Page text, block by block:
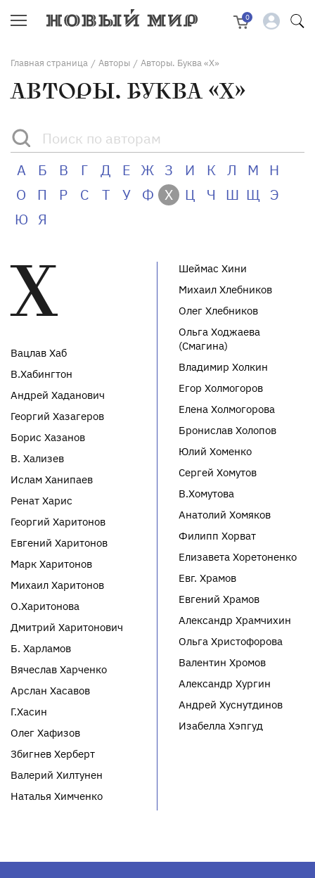
0
Главная страница / Авторы / Авторы. Буква «Х»
АВТОРЫ. БУКВА «Х»
А Б В Г Д Е Ж З И К Л М
Н
О
П Р С Т У Ф Х Ц Ч Ш Щ Э
Ю Я
Х
Вацлав Хаб
В.Хабингтон
Андрей Хаданович
Георгий Хазагеров
Борис Хазанов
В. Хализев
Ислам Ханипаев
Ренат Харис
Георгий Харитонов
Евгений Харитонов
Марк Харитонов
Михаил Харитонов
О.Харитонова
Дмитрий Харитонович
Б. Харламов
Вячеслав Харченко
Арслан Хасавов
Г.Хасин
Олег Хафизов
Збигнев Херберт
Валерий Хилтунен
Наталья Химченко
Шеймас Хини
Михаил Хлебников
Олег Хлебников
Ольга Ходжаева
(Смагина)
Владимир Холкин
Егор Холмогоров
Елена Холмогорова
Бронислав Холопов
Юлий Хоменко
Сергей Хомутов
В.Хомутова
Анатолий Хомяков
Филипп Хорват
Елизавета Хоретоненко
Евг. Храмов
Евгений Храмов
Александр Храмчихин
Ольга Христофорова
Валентин Хромов
Александр Хургин
Андрей Хуснутдинов
Изабелла Хэпгуд